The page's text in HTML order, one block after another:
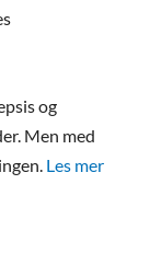
og
Men med
Les mer